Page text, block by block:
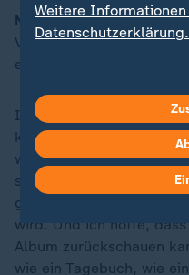
Nemo:Ich sehe mich ein
Version eines
einfach alles auf, was
Ich schreibe gerade für
kündige es jetzt schon
wird ein sehr aktuelles
sehr von dieser
gerade alles um mich
wird. Und ich hoffe,
Album zurückschauen
wie ein Tagebuch, wie
Weitere
Datenschutzerklärung.